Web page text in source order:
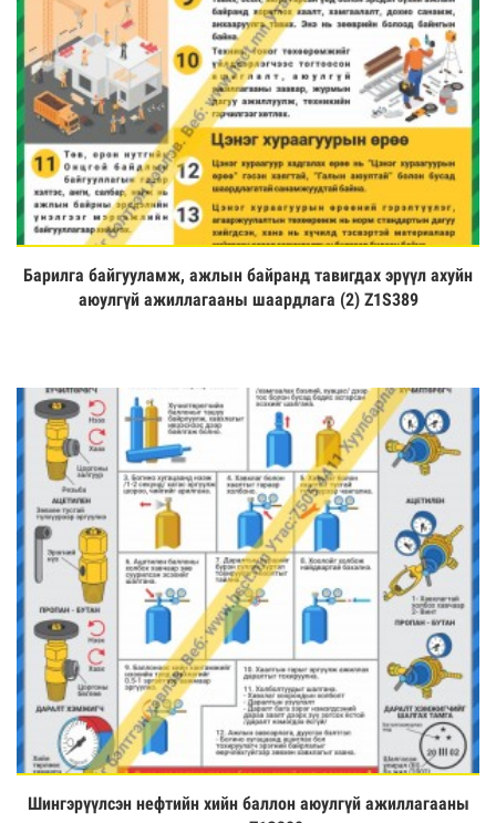
Үзэх
Барилга байгууламж, ажлын байранд тавигдах эрүүл ахуйн
аюулгүй ажиллагааны шаардлага (2) Z1S389
Үзэх
Шингэрүүлсэн нефтийн хийн баллон аюулгүй ажиллагааны